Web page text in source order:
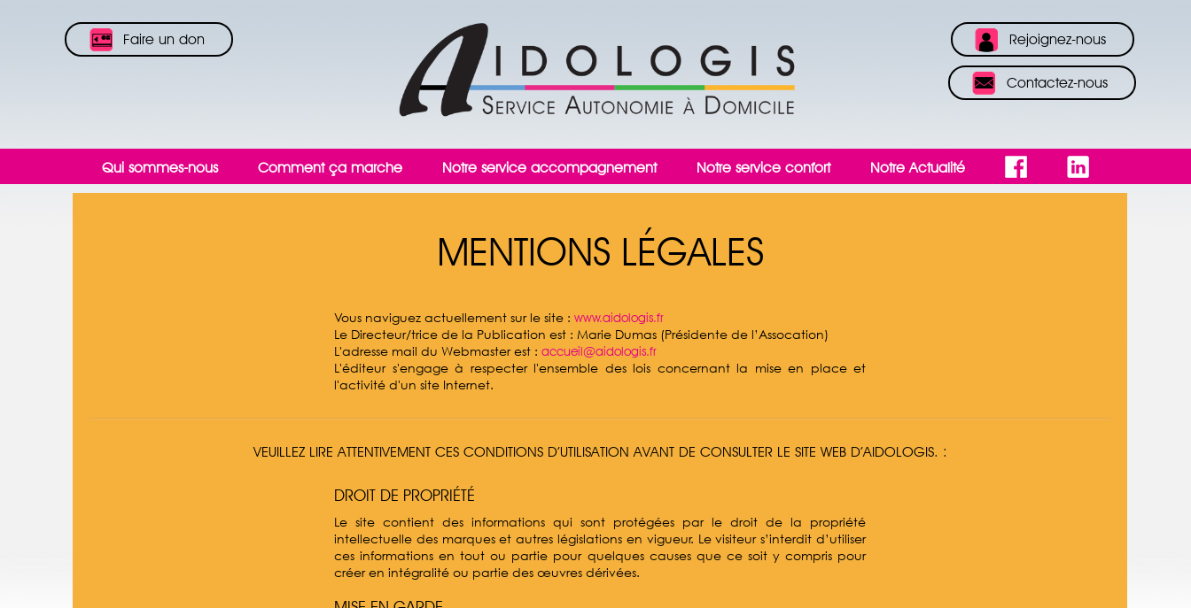
Rejoignez-nous
Contactez-nous
Faire un don
Qui sommes-nous Comment ça marche Notre service accompagnement Notre service confort Notre Actualité
MENTIONS LÉGALES
Vous naviguez actuellement sur le site : www.aidologis.fr
Le Directeur/trice de la Publication est : Marie Dumas (Présidente de l’Assocation)
L'adresse mail du Webmaster est : accueil@aidologis.fr
L'éditeur s'engage à respecter l'ensemble des lois concernant la mise en place et
l'activité d'un site Internet.
VEUILLEZ LIRE ATTENTIVEMENT CES CONDITIONS D’UTILISATION AVANT DE CONSULTER LE SITE WEB D’AIDOLOGIS. :
DROIT DE PROPRIÉTÉ
Le site contient des informations qui sont protégées par le droit de la propriété
intellectuelle des marques et autres législations en vigueur. Le visiteur s’interdit d’utiliser
ces informations en tout ou partie pour quelques causes que ce soit y compris pour
créer en intégralité ou partie des œuvres dérivées.